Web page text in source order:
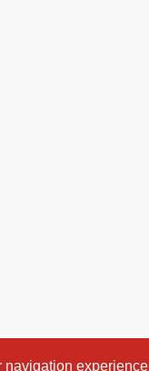
navigation experience